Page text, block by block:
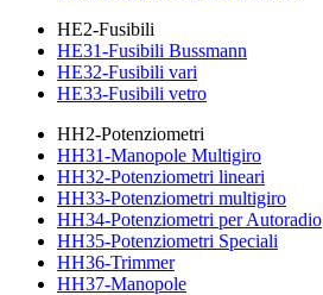
HE2-Fusibili
HE31-Fusibili Bussmann
HE32-Fusibili vari
HE33-Fusibili vetro
HH2-Potenziometri
HH31-Manopole Multigiro
HH32-Potenziometri lineari
HH33-Potenziometri multigiro
HH34-Potenziometri per Autoradio
HH35-Potenziometri Speciali
HH36-Trimmer
HH37-Manopole